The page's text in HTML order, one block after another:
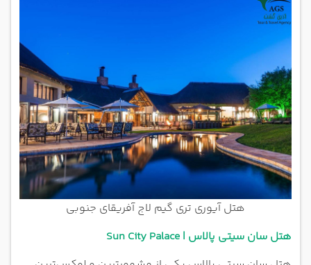
هتل آیوری تری گیم لاج آفریقای جنوبی
هتل سان سیتی پالاس | Sun City Palace